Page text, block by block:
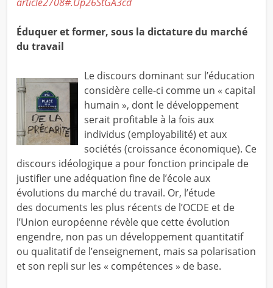
article2708#.Up26StGA3cd
Éduquer et former, sous la dictature du marché
du travail
Le discours dominant sur l’éducation
considère celle-ci comme un « capital
humain », dont le développement
serait profitable à la fois aux
individus (employabilité) et aux
sociétés (croissance économique). Ce
discours idéologique a pour fonction principale de
justifier une adéquation fine de l’école aux
évolutions du marché du travail. Or, l’étude
des documents les plus récents de l’OCDE et de
l’Union européenne révèle que cette évolution
engendre, non pas un développement quantitatif
ou qualitatif de l’enseignement, mais sa polarisation
et son repli sur les « compétences » de base.